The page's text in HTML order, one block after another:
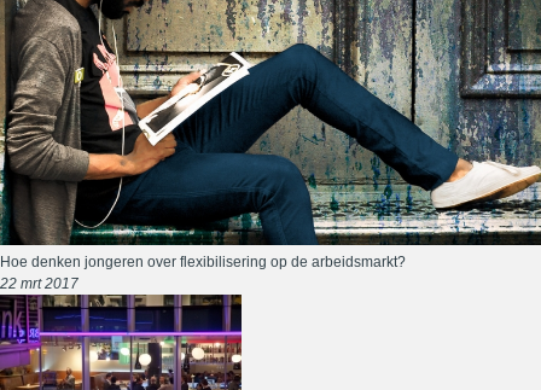
Hoe denken jongeren over flexibilisering op de arbeidsmarkt?
22 mrt 2017